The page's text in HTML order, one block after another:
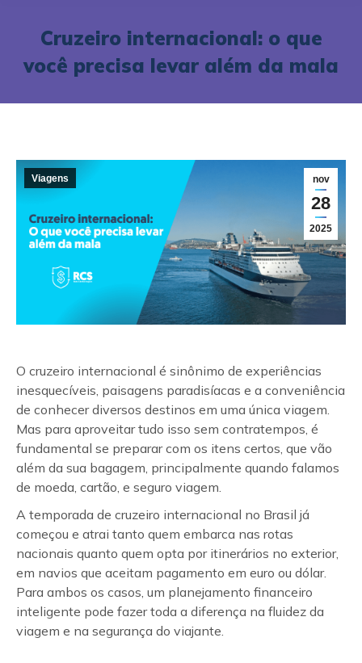
Cruzeiro internacional: o que
você precisa levar além da mala
nov
28
2025
Viagens
O cruzeiro internacional é sinônimo de experiências
inesquecíveis, paisagens paradisíacas e a conveniência
de conhecer diversos destinos em uma única viagem.
Mas para aproveitar tudo isso sem contratempos, é
fundamental se preparar com os itens certos, que vão
além da sua bagagem, principalmente quando falamos
de moeda, cartão, e seguro viagem.
A temporada de cruzeiro internacional no Brasil já
começou e atrai tanto quem embarca nas rotas
nacionais quanto quem opta por itinerários no exterior,
em navios que aceitam pagamento em euro ou dólar.
Para ambos os casos, um planejamento financeiro
inteligente pode fazer toda a diferença na fluidez da
viagem e na segurança do viajante.